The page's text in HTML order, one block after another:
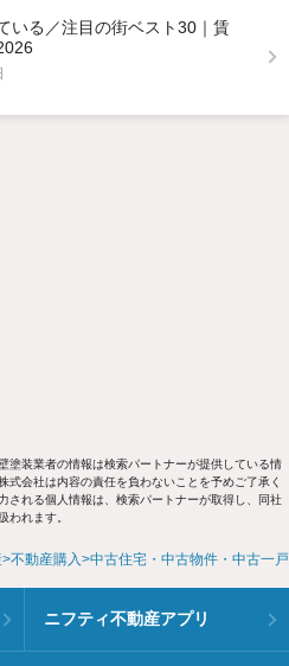
いる／注目の街ベスト30｜賃
塗装業者の情報は検索パートナーが提供している情
式会社は内容の責任を負わないことを予めご了承く
される個人情報は、検索パートナーが取得し、同社
われます。
不動産購入 中古住宅・中古物件・中古一
ニフティ不動産アプリ